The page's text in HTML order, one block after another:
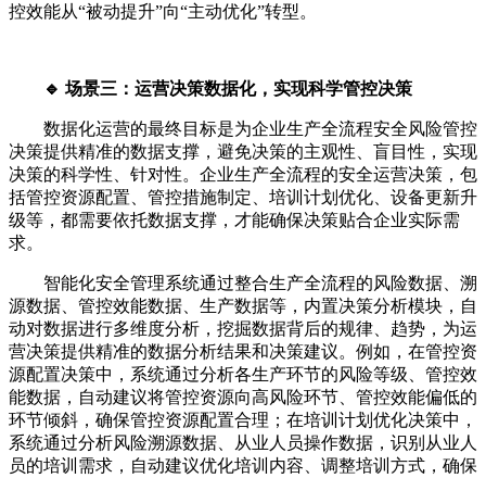
控效能从“被动提升”向“主动优化”转型。
🔹 场景三：运营决策数据化，实现科学管控决策
数据化运营的最终目标是为企业生产全流程安全风险管控
决策提供精准的数据支撑，避免决策的主观性、盲目性，实现
决策的科学性、针对性。企业生产全流程的安全运营决策，包
括管控资源配置、管控措施制定、培训计划优化、设备更新升
级等，都需要依托数据支撑，才能确保决策贴合企业实际需
求。
智能化安全管理系统通过整合生产全流程的风险数据、溯
源数据、管控效能数据、生产数据等，内置决策分析模块，自
动对数据进行多维度分析，挖掘数据背后的规律、趋势，为运
营决策提供精准的数据分析结果和决策建议。例如，在管控资
源配置决策中，系统通过分析各生产环节的风险等级、管控效
能数据，自动建议将管控资源向高风险环节、管控效能偏低的
环节倾斜，确保管控资源配置合理；在培训计划优化决策中，
系统通过分析风险溯源数据、从业人员操作数据，识别从业人
员的培训需求，自动建议优化培训内容、调整培训方式，确保